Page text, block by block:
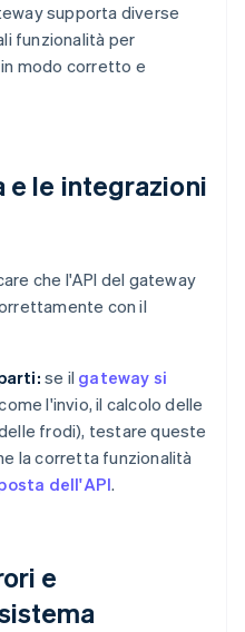
supporta diverse
funzionalità per
modo corretto e
e le integrazioni
che l'API del gateway
con il
se il gateway si
l'invio, il calcolo delle
frodi), testare queste
la corretta funzionalità
dell'API.
e